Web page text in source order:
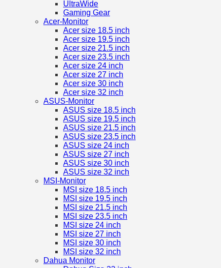
UltraWide
Gaming Gear
Acer-Monitor
Acer size 18.5 inch
Acer size 19.5 inch
Acer size 21.5 inch
Acer size 23.5 inch
Acer size 24 inch
Acer size 27 inch
Acer size 30 inch
Acer size 32 inch
ASUS-Monitor
ASUS size 18.5 inch
ASUS size 19.5 inch
ASUS size 21.5 inch
ASUS size 23.5 inch
ASUS size 24 inch
ASUS size 27 inch
ASUS size 30 inch
ASUS size 32 inch
MSI-Monitor
MSI size 18.5 inch
MSI size 19.5 inch
MSI size 21.5 inch
MSI size 23.5 inch
MSI size 24 inch
MSI size 27 inch
MSI size 30 inch
MSI size 32 inch
Dahua Monitor